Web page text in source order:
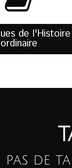
de l'Histoire
ordinaire
pas de